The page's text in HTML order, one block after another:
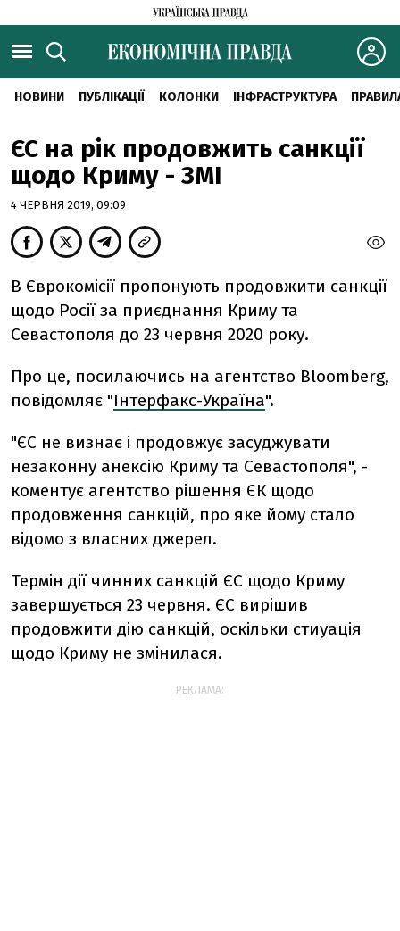
НОВИНИ ПУБЛІКАЦІЇ КОЛОНКИ ІНФРАСТРУКТУРА
ЄС на рік продовжить санкції
щодо Криму - ЗМІ
4 ЧЕРВНЯ 2019, 09:09
В Єврокомісії пропонують продовжити санкції
щодо Росії за приєднання Криму та
Севастополя до 23 червня 2020 року.
Про це, посилаючись на агентство Bloomberg,
повідомляє "Інтерфакс-Україна".
"ЄС не визнає і продовжує засуджувати
незаконну анексію Криму та Севастополя", -
коментує агентство рішення ЄК щодо
продовження санкцій, про яке йому стало
відомо з власних джерел.
Термін дії чинних санкцій ЄС щодо Криму
завершується 23 червня. ЄС вирішив
продовжити дію санкцій, оскільки стиуація
щодо Криму не змінилася.
РЕКЛАМА: